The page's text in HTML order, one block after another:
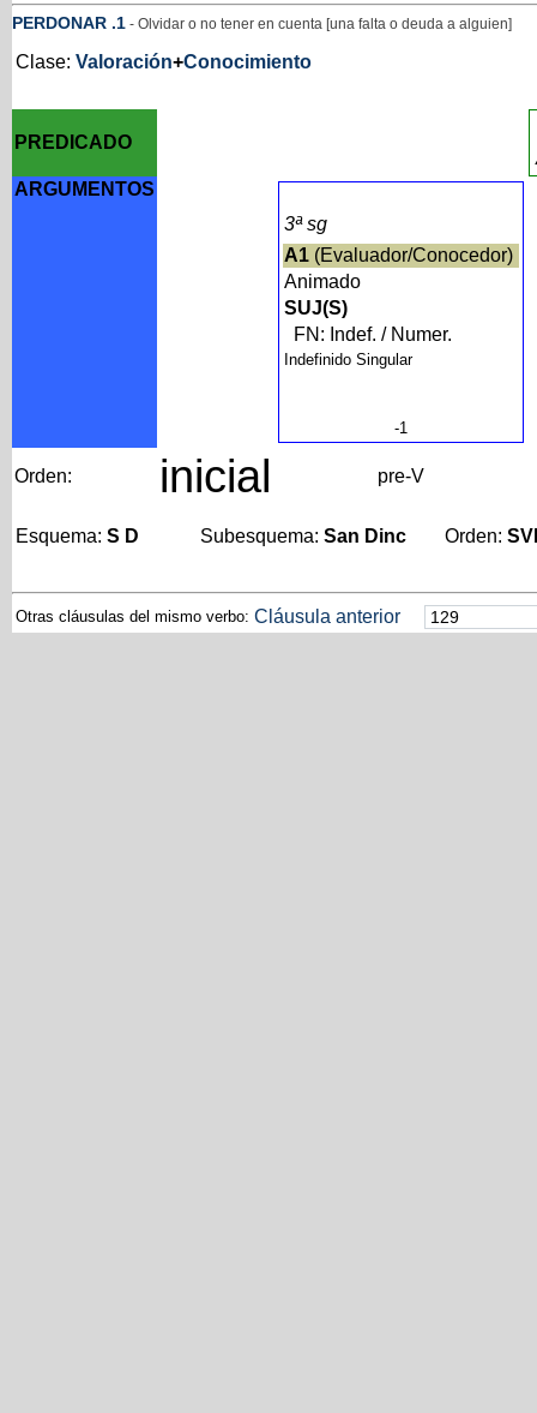
PERDONAR .1- Olvidar o no tener en cuenta [una falta o deuda a alguien]
Clase: Valoración+Conocimiento
PREDICADO
ARGUMENTOS
3ª sg
A1(Evaluador/Conocedor)
Animado
SUJ(S)
FN: Indef. / Numer.
Indefinido Singular
-1
Orden: inicial pre-V
Esquema: S D Subesquema: San Dinc Orden:
Otras cláusulas del mismo verbo: Cláusula anterior